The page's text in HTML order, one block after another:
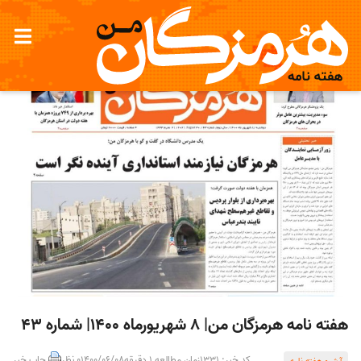
هفته نامه هرمزگان من| 8 شهریورماه 1400| شماره 43